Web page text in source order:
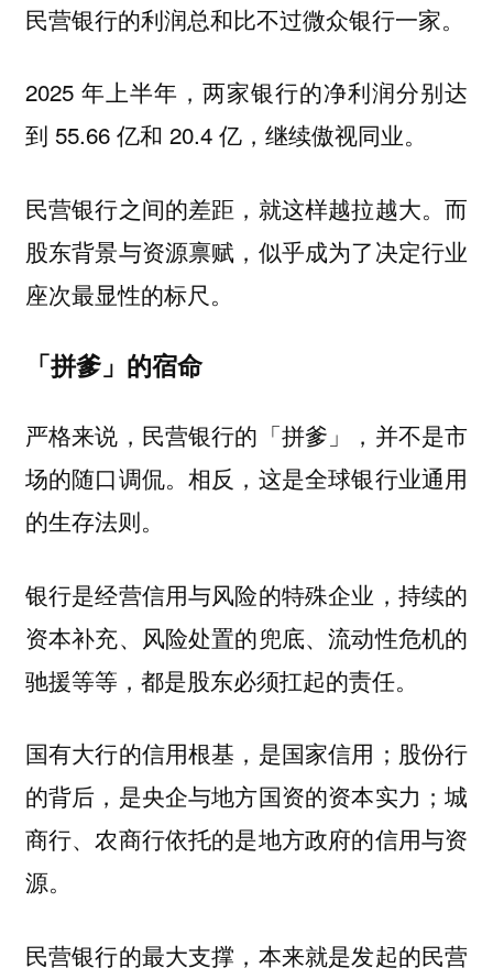
民营银行的利润总和比不过微众银行一家。
2025 年上半年，两家银行的净利润分别达
到 55.66 亿和 20.4 亿，继续傲视同业。
民营银行之间的差距，就这样越拉越大。而
股东背景与资源禀赋，似乎成为了决定行业
座次最显性的标尺。
「拼爹」的宿命
严格来说，民营银行的「拼爹」，并不是市
场的随口调侃。相反，这是全球银行业通用
的生存法则。
银行是经营信用与风险的特殊企业，持续的
资本补充、风险处置的兜底、流动性危机的
驰援等等，都是股东必须扛起的责任。
国有大行的信用根基，是国家信用；股份行
的背后，是央企与地方国资的资本实力；城
商行、农商行依托的是地方政府的信用与资
源。
民营银行的最大支撑，本来就是发起的民营